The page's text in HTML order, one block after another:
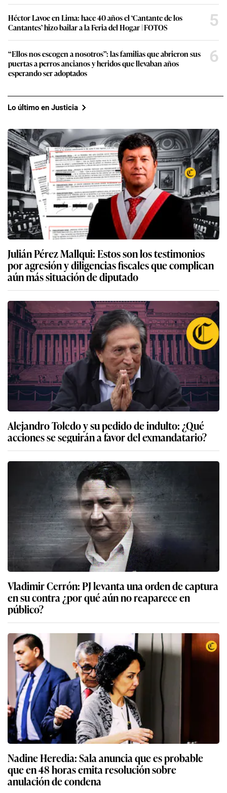
Héctor Lavoe en Lima: hace 40 años el ‘Cantante de los
Cantantes’ hizo bailar a la Feria del Hogar | FOTOS
5
“Ellos nos escogen a nosotros”: las familias que abrieron sus
puertas a perros ancianos y heridos que llevaban años
esperando ser adoptados
6
Lo último en Justicia
Julián Pérez Mallqui: Estos son los testimonios
por agresión y diligencias fiscales que complican
aún más situación de diputado
Alejandro Toledo y su pedido de indulto: ¿Qué
acciones se seguirán a favor del exmandatario?
Vladimir Cerrón: PJ levanta una orden de captura
en su contra ¿por qué aún no reaparece en
público?
Nadine Heredia: Sala anuncia que es probable
que en 48 horas emita resolución sobre
anulación de condena